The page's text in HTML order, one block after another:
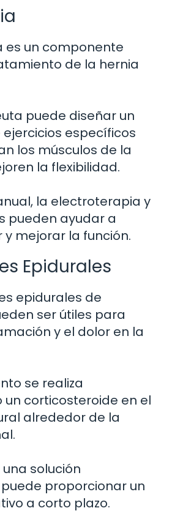
es un componente
de la hernia
puede diseñar un
específicos
los músculos de la
la flexibilidad.
la electroterapia y
pueden ayudar a
y mejorar la función.
Epidurales
epidurales de
ser útiles para
y el dolor en la
se realiza
un corticosteroide en el
alrededor de la
solución
proporcionar un
a corto plazo.